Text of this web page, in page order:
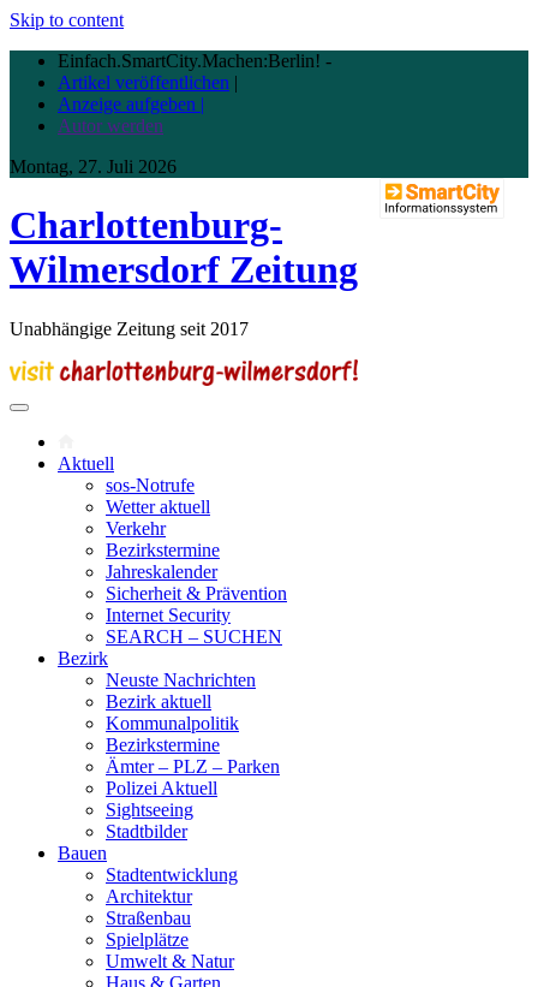
Skip to content
Einfach.SmartCity.Machen:Berlin! -
Artikel veröffentlichen |
Anzeige aufgeben |
Autor werden
Montag, 27. Juli 2026
Charlottenburg-
Wilmersdorf Zeitung
Unabhängige Zeitung seit 2017
Aktuell
sos-Notrufe
Wetter aktuell
Verkehr
Bezirkstermine
Jahreskalender
Sicherheit & Prävention
Internet Security
SEARCH – SUCHEN
Bezirk
Neuste Nachrichten
Bezirk aktuell
Kommunalpolitik
Bezirkstermine
Ämter – PLZ – Parken
Polizei Aktuell
Sightseeing
Stadtbilder
Bauen
Stadtentwicklung
Architektur
Straßenbau
Spielplätze
Umwelt & Natur
Haus & Garten